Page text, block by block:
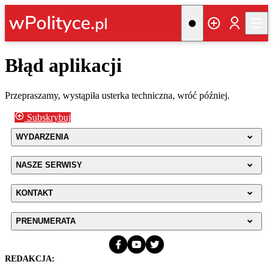
Błąd aplikacji
Przepraszamy, wystąpiła usterka techniczna, wróć później.
Subskrybuj
WYDARZENIA
NASZE SERWISY
KONTAKT
PRENUMERATA
REDAKCJA: